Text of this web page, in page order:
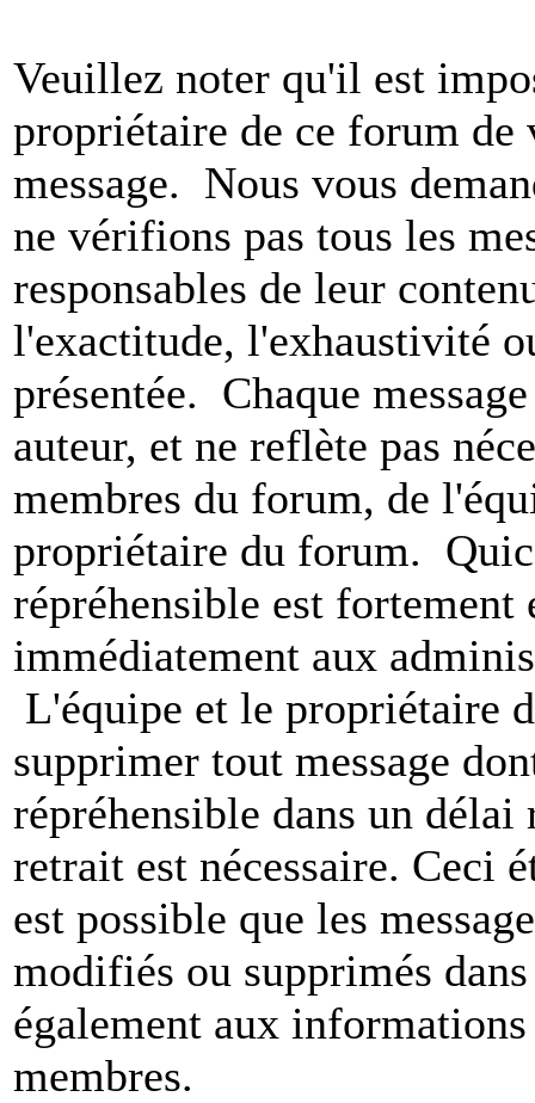
Veuillez noter qu'il est
propriétaire de ce forum
message. Nous vous
ne vérifions pas tous les
responsables de leur
l'exactitude, l'exhaustivité
présentée. Chaque
auteur, et ne reflète pas
membres du forum, de
propriétaire du forum.
répréhensible est
immédiatement aux
L'équipe et le propriétaire
supprimer tout message
répréhensible dans un
retrait est nécessaire. Ceci
est possible que les
modifiés ou supprimés
également aux
membres.